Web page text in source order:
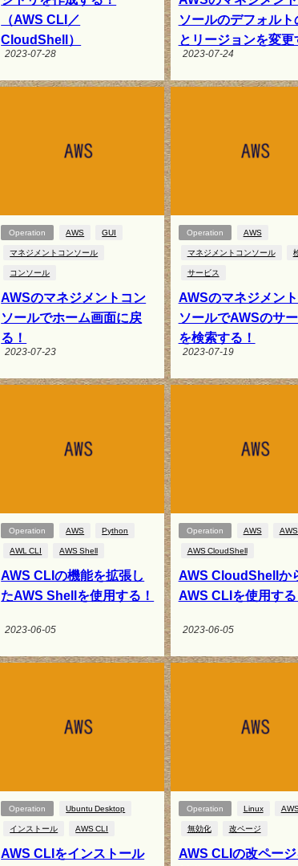
（AWS CLI／
CloudShell）
2023-07-28
ソールのデフォルト
とリージョンを変更
2023-07-24
Operation AWS GUI
マネジメントコンソール
コンソール
AWSのマネジメントコン
ソールでホーム画面に戻
る！
2023-07-23
Operation AWS
マネジメントコンソール
サービス
AWSのマネジメン
ソールでAWSのサ
を検索する！
2023-07-19
Operation AWS Python
AWL CLI AWS Shell
AWS CLIの機能を拡張し
たAWS Shellを使用する！
2023-06-05
Operation AWS AWS
AWS CloudShell
AWS CloudShellか
AWS CLIを使用する
2023-06-05
Operation Ubuntu Desktop
インストール AWS CLI
AWS CLIをインストール
Operation Linux
無効化 改ページ
AWS CLIの改ペー